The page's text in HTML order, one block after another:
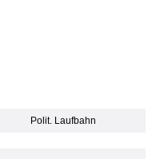
Polit. Laufbahn